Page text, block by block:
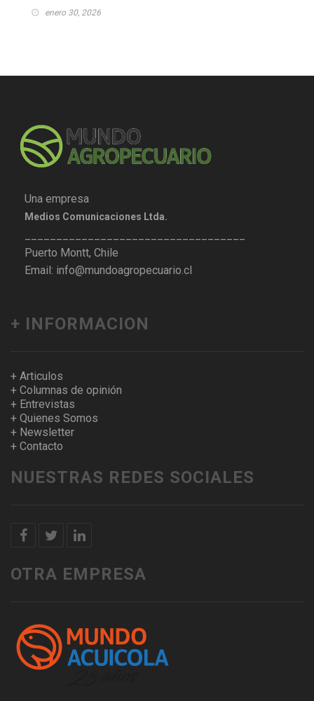
enero 30, 2026
Una empresa
Medios Comunicaciones Ltda.
Puerto Montt, Chile
Email: info@mundoagropecuario.cl
+ INFORMACION
+ Articulos
+ Columnas de opinión
+ Entrevistas
+ Quienes Somos
+ Newsletter
+ Contacto
NUESTRAS REDES SOCIALES
OTRA EMPRESA